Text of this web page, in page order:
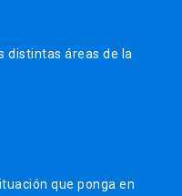
distintas áreas de la
que ponga en